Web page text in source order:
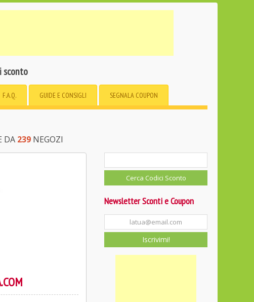
sconto
F.A.Q. GUIDE E CONSIGLI SEGNALA COUPON
DA 239NEGOZI
Newsletter Sconti e Coupon
Iscrivimi!